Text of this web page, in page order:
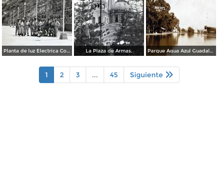
Planta de luz Electrica Colimilla. ( Fechada el 1 de Octubre de 1950 ). La Plaza de Armas. Parque Agua Azul Guadalajara, Jalisco.
1 2 3 ... 45 Siguiente